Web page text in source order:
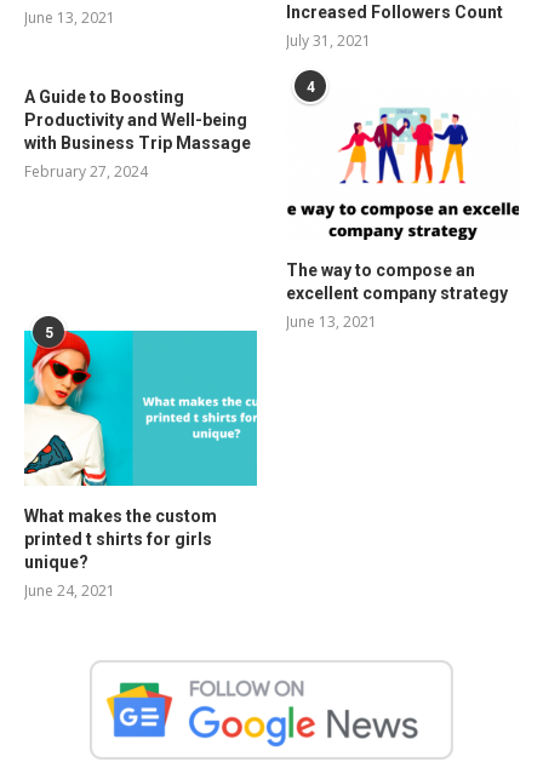
June 13, 2021
Increased Followers Count
July 31, 2021
A Guide to Boosting
Productivity and Well-being
with Business Trip Massage
February 27, 2024
4
The way to compose an
excellent company strategy
June 13, 2021
5
What makes the custom
printed t shirts for girls
unique?
June 24, 2021